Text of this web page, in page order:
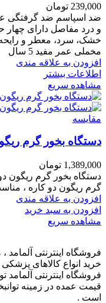
239,000 تومان
ضد اسپاسم ضد گرفتگی
و درد مفاصل دارای
مخملی عمر مفید 5 سال
افزودن به علاقه مندی
اطلاعات بیشتر
مشاهده سریع
مقایسه
دستگاه بخور گرم
1,389,000 تومان
دستگاه بخور گرم ریگون
گرم ریگون دو کاره ،
افزودن به علاقه مندی
افزودن به سبد خرید
مشاهده سریع
فروشگاه اینترنتی
خرید انواع کالاهای
فروشگاه اینترنتی آلمامد
قیمت عمده در زمینه
است .